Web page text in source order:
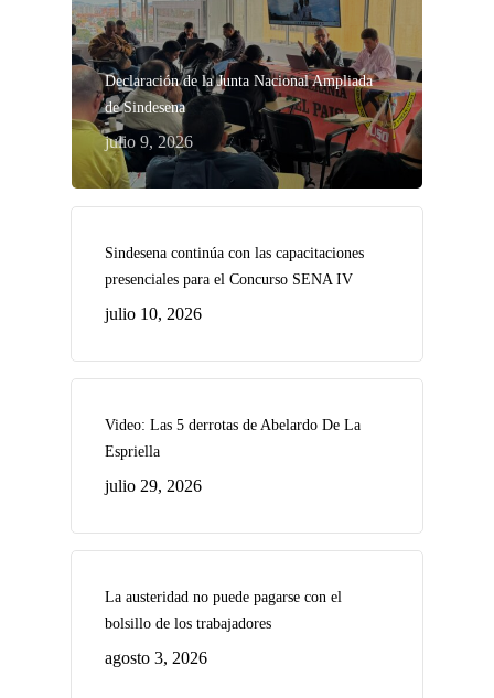
Declaración de la Junta Nacional Ampliada
de Sindesena
julio 9, 2026
Sindesena continúa con las capacitaciones
presenciales para el Concurso SENA IV
julio 10, 2026
Video: Las 5 derrotas de Abelardo De La
Espriella
julio 29, 2026
La austeridad no puede pagarse con el
bolsillo de los trabajadores
agosto 3, 2026